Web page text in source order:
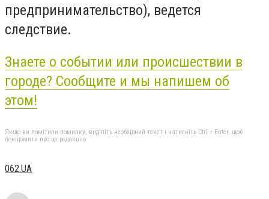
предпринимательство), ведется
следствие.
Знаете о событии или происшествии в
городе? Сообщите и мы напишем об
этом!
Якщо ви помітили помилку, виділіть необхідний текст і натисніть Ctrl + Enter, щоб
повідомити про це редакцію
062.UA